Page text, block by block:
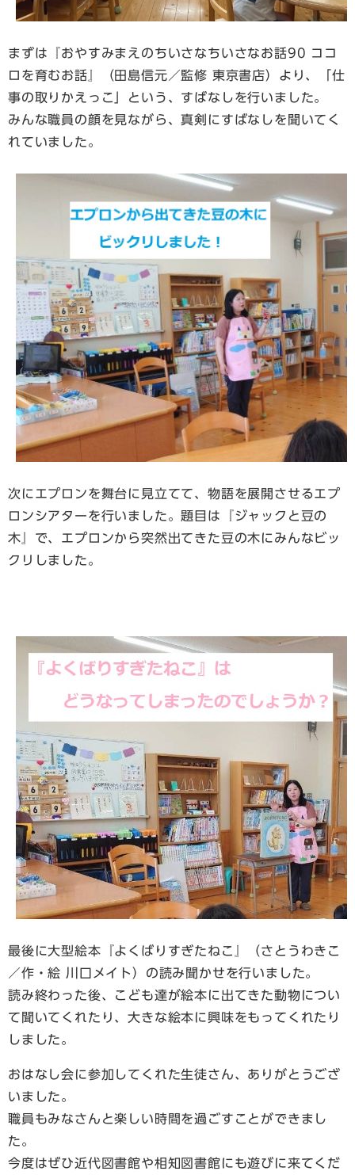
まずは『おやすみまえのちいさなちいさなお話90 ココ
ロを育むお話』（田島信元／監修 東京書店）より、「仕
事の取りかえっこ」という、すばなしを行いました。
みんな職員の顔を見ながら、真剣にすばなしを聞いてく
れていました。
次にエプロンを舞台に見立てて、物語を展開させるエプ
ロンシアターを行いました。題目は『ジャックと豆の
木』で、エプロンから突然出てきた豆の木にみんなビッ
クリしました。
最後に大型絵本『よくばりすぎたねこ』（さとうわきこ
／作・絵 川口メイト）の読み聞かせを行いました。
読み終わった後、こども達が絵本に出てきた動物につい
て聞いてくれたり、大きな絵本に興味をもってくれたり
しました。
おはなし会に参加してくれた生徒さん、ありがとうござ
いました。
職員もみなさんと楽しい時間を過ごすことができまし
た。
今度はぜひ近代図書館や相知図書館にも遊びに来てくだ